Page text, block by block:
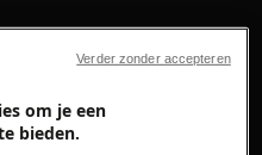
verplaatsen van
om je een
bieden.
Verder zonder accepteren